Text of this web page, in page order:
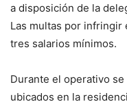
a disposición de la
Las multas por
tres salarios mínimos.
Durante el operativo
ubicados en la